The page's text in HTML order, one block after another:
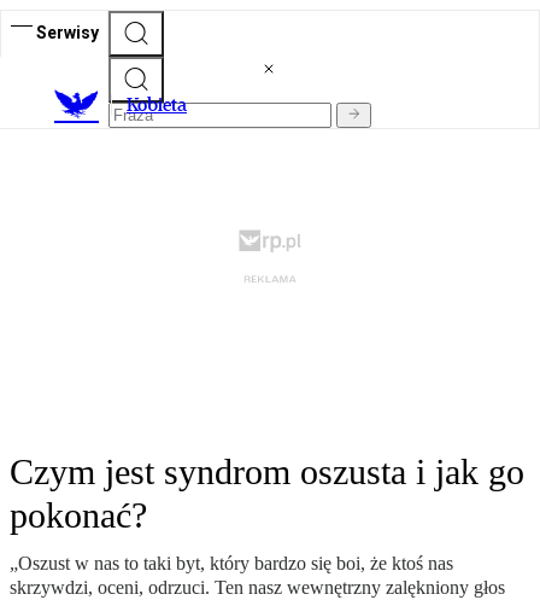
Serwisy
Kobieta
Czym jest syndrom oszusta i jak go
pokonać?
„Oszust w nas to taki byt, który bardzo się boi, że ktoś nas
skrzywdzi, oceni, odrzuci. Ten nasz wewnętrzny zalękniony głos